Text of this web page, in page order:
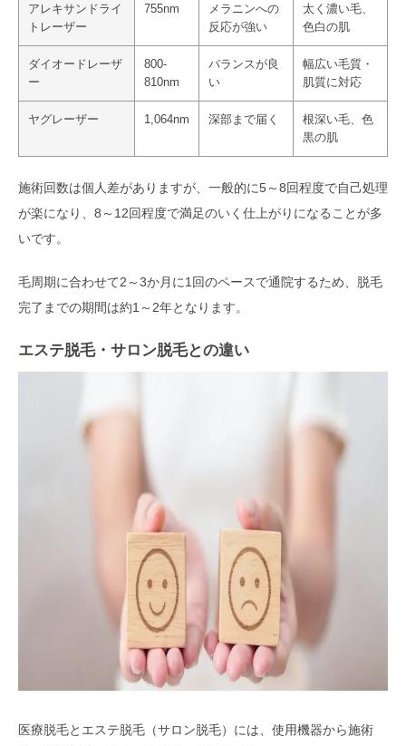
アレキサンドライ
トレーザー
755nm
メラニンへの
反応が強い
太く濃い毛、
色白の肌
ダイオードレーザ
ー
800-
810nm
バランスが良
い
幅広い毛質・
肌質に対応
ヤグレーザー 1,064nm 深部まで届く
根深い毛、色
黒の肌
施術回数は個人差がありますが、一般的に5～8回程度で自己処理
が楽になり、8～12回程度で満足のいく仕上がりになることが多
いです。
毛周期に合わせて2～3か月に1回のペースで通院するため、脱毛
完了までの期間は約1～2年となります。
エステ脱毛・サロン脱毛との違い
医療脱毛とエステ脱毛（サロン脱毛）には、使用機器から施術